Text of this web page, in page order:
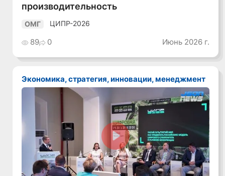
производительность
ОМГ ЦИПР-2026
89 0 Июнь 2026 г.
Экономика, стратегия, инновации, менеджмент
Смотреть видео